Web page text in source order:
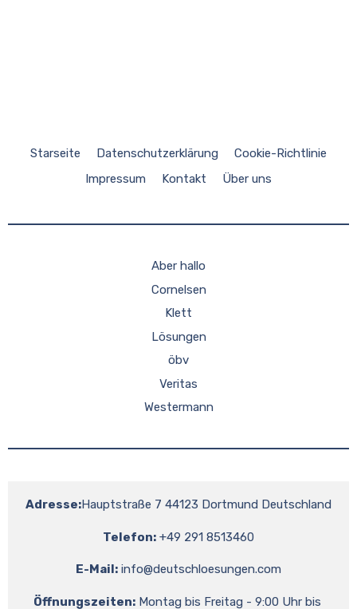
Starseite Datenschutzerklärung
Cookie-Richtlinie
Impressum
Kontakt Über uns
Aber hallo
Cornelsen
Klett
Lösungen
öbv
Veritas
Westermann
Adresse:Hauptstraße 7 44123 Dortmund Deutschland
Telefon: +49 291 8513460
E-Mail: info@deutschloesungen.com
Öffnungszeiten: Montag bis Freitag - 9:00 Uhr bis